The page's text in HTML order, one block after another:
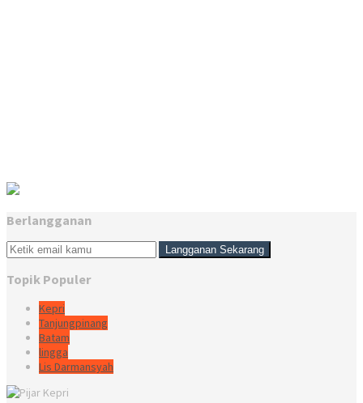
Berlangganan
Topik Populer
Kepri
Tanjungpinang
Batam
lingga
Lis Darmansyah